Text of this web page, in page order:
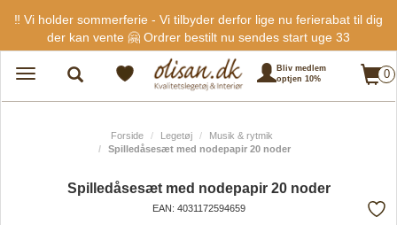
‼️ Vi holder sommerferie - Vi tilbyder derfor lige nu ferierabat til dig
der kan vente 🤗 Ordrer bestilt nu sendes start uge 33
Toggle
navigation
Bliv medlem
optjen 10%
0
Forside Legetøj
Musik & rytmik
Spilledåsesæt med nodepapir 20 noder
Spilledåsesæt med nodepapir 20 noder
EAN: 4031172594659